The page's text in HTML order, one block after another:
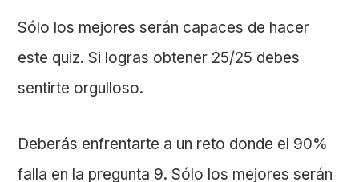
Sólo los mejores serán capaces de hacer
este quiz. Si logras obtener 25/25 debes
sentirte orgulloso.
Deberás enfrentarte a un reto donde el 90%
falla en la pregunta 9. Sólo los mejores serán